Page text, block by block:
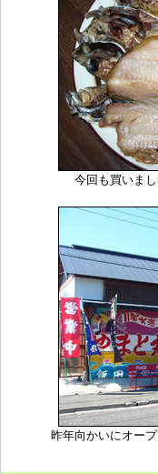
今回も買いま
昨年向かいにオー